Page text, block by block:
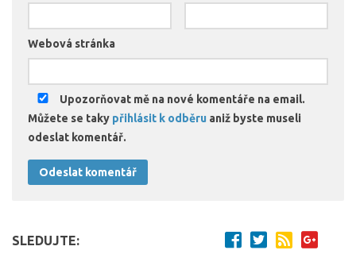
Webová stránka
Upozorňovat mě na nové komentáře na email.
Můžete se taky přihlásit k odběru aniž byste museli
odeslat komentář.
SLEDUJTE: